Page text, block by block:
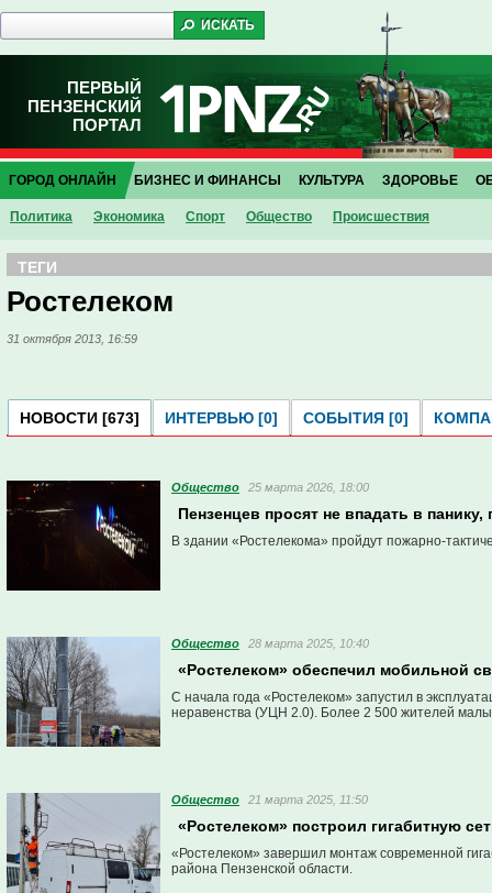
ПЕРВЫЙ
ПЕНЗЕНСКИЙ
ПОРТАЛ
ГОРОД ОНЛАЙН
Политика Экономика Спорт Общество Проиcшествия
БИЗНЕС И ФИНАНСЫ КУЛЬТУРА ЗДОРОВЬЕ
ТЕГИ
Ростелеком
31 октября 2013, 16:59
НОВОСТИ [673] ИНТЕРВЬЮ [0] СОБЫТИЯ [0]
Общество 25 марта 2026, 18:00
Пензенцев просят не впадать в
В здании «Ростелекома» пройдут пожарно-
Общество 28 марта 2025, 10:40
«Ростелеком» обеспечил мобильной
С начала года «Ростелеком» запустил в
неравенства (УЦН 2.0). Более 2 500 жителей
Общество 21 марта 2025, 11:50
«Ростелеком» построил гигабитную
«Ростелеком» завершил монтаж современной
района Пензенской области.